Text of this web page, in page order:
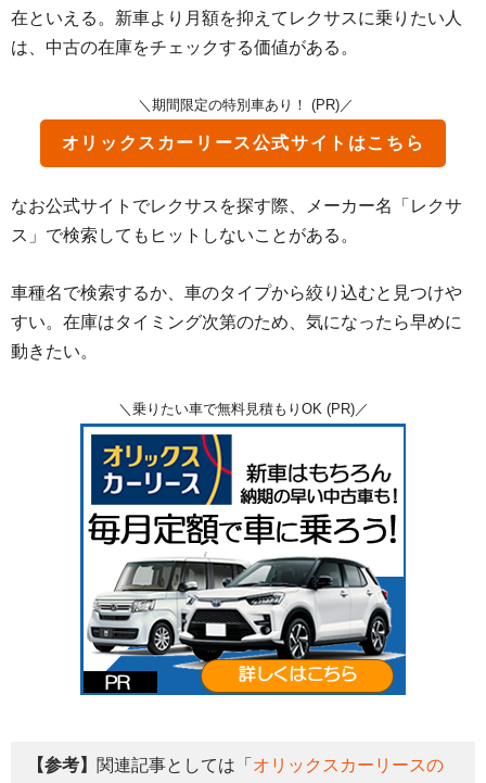
在といえる。新車より月額を抑えてレクサスに乗りたい人
は、中古の在庫をチェックする価値がある。
＼期間限定の特別車あり！ (PR)／
オリックスカーリース公式サイトはこちら
なお公式サイトでレクサスを探す際、メーカー名「レクサ
ス」で検索してもヒットしないことがある。
車種名で検索するか、車のタイプから絞り込むと見つけや
すい。在庫はタイミング次第のため、気になったら早めに
動きたい。
＼乗りたい車で無料見積もりOK (PR)／
【参考】 関連記事としては「 オリックスカーリースの